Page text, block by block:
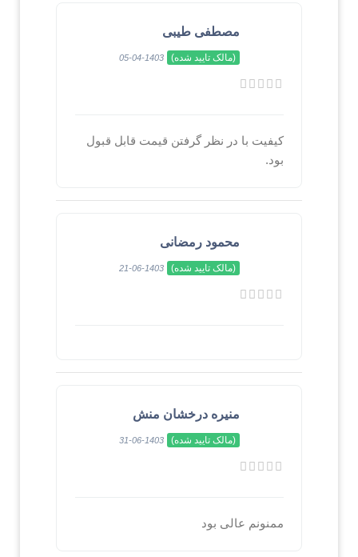
مصطفی طیبی
(مالک تایید شده) 1403-04-05
کیفیت با در نظر گرفتن قیمت قابل قبول
بود.
محمود رمضانی
(مالک تایید شده) 1403-06-21
منیره درخشان منش
(مالک تایید شده) 1403-06-31
ممنونم عالی بود